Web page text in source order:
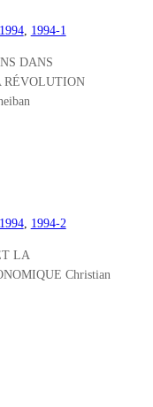
1994, 1994-1
DANS
RÉVOLUTION
1994, 1994-2
LA
Christian